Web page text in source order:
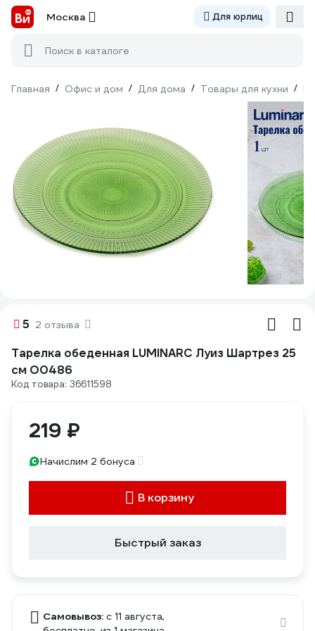
Москва Для юрлиц
Поиск в каталоге
Главная / Офис и дом / Для дома / Товары для кухни /
5 2 отзыва
Тарелка обеденная LUMINARC Луиз Шартрез 25
см O0486
Код товара: 36611598
219 ₽
Начислим 2 бонуса
В корзину
Быстрый заказ
Самовывоз: c 11 августа,